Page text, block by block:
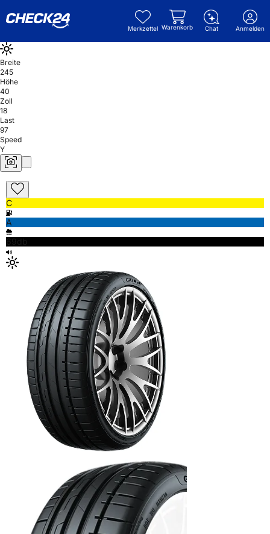
Merkzettel Warenkorb Chat Anmelden
Breite
245
Höhe
40
Zoll
18
Last
97
Speed
Y
C
A
69db